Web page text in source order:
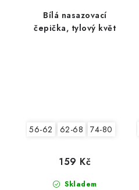
Bílá nasazovací
čepička, tylový květ
56-62 62-68 74-80
Skladem
159 Kč